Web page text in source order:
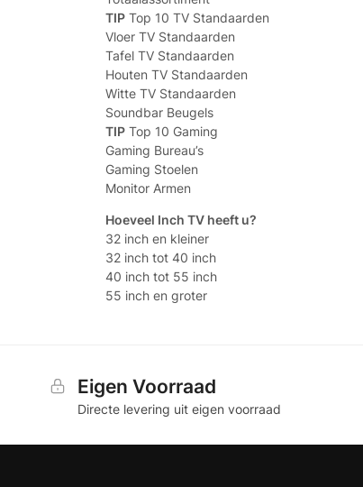
TIP Top 10 TV Standaarden
Vloer TV Standaarden
Tafel TV Standaarden
Houten TV Standaarden
Witte TV Standaarden
Soundbar Beugels
TIP Top 10 Gaming
Gaming Bureau’s
Gaming Stoelen
Monitor Armen
Hoeveel Inch TV heeft u?
32 inch en kleiner
32 inch tot 40 inch
40 inch tot 55 inch
55 inch en groter
Eigen Voorraad
Directe levering uit eigen voorraad